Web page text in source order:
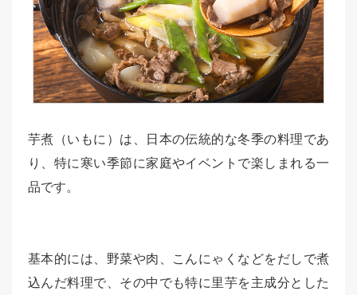
芋煮（いもに）は、日本の伝統的な冬季の料理であ
り、特に寒い季節に家庭やイベントで楽しまれる一
品です。
基本的には、野菜や肉、こんにゃくなどをだしで煮
込んだ料理で、その中でも特に里芋を主成分とした